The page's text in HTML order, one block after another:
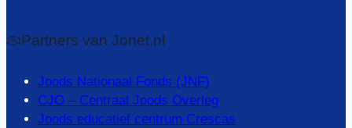
Partners van Jonet.nl
Joods Nationaal Fonds (JNF)
CJO – Centraal Joods Overleg
Joods educatief centrum Crescas